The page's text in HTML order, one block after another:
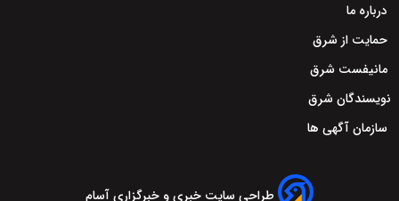
درباره ما
حمایت از شرق
مانیفست شرق
نویسندگان شرق
سازمان آگهی ها
طراحی سایت خبری و خبرگزاری آسام